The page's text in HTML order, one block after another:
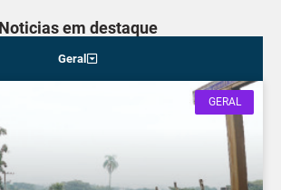
Noticias em destaque
Geral
GERAL